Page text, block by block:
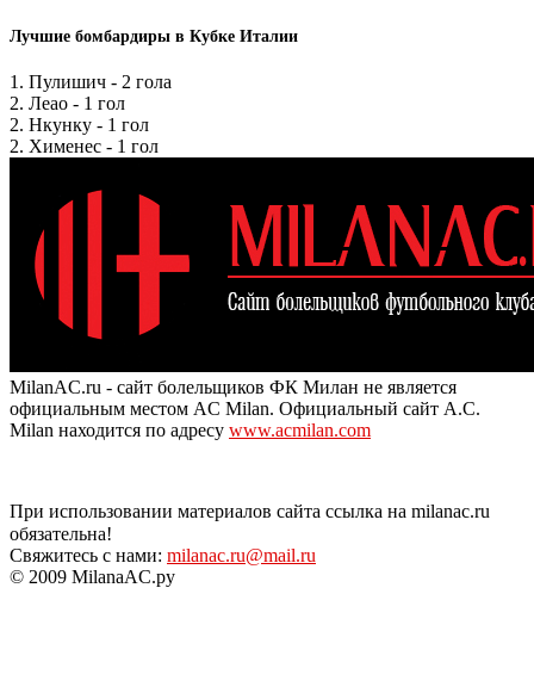
Лучшие бомбардиры в Кубке Италии
1. Пулишич - 2 гола
2. Леао - 1 гол
2. Нкунку - 1 гол
2. Хименес - 1 гол
MilanAC.ru - сайт болельщиков ФК Милан не является
официальным местом AC Milan. Официальный сайт A.C.
Milan находится по адресу www.acmilan.com
При использовании материалов сайта ссылка на milanac.ru
обязательна!
Свяжитесь с нами: milanac.ru@mail.ru
© 2009 MilanaAC.ру